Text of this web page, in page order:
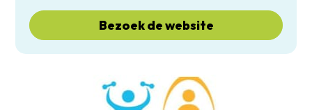
Bezoek de website